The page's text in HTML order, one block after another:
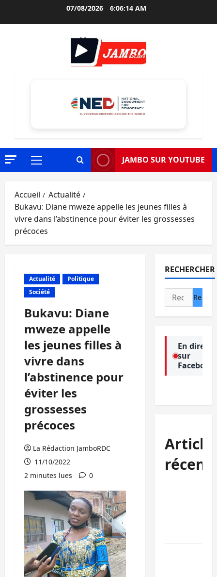
07/08/2026 6:06:15 AM
Menu
JAMBO SUR YOUTUBE
Accueil
Actualité
Bukavu: Diane mweze appelle les jeunes filles à
vivre dans l’abstinence pour éviter les grossesses
précoces
Actualité
Politique
Société
Bukavu: Diane
mweze appelle
les jeunes filles à
vivre dans
l’abstinence pour
éviter les
grossesses
précoces
La Rédaction JamboRDC
11/10/2022
2 minutes lues
0
RECHERCHER
Rechercher :
En direct
sur
Facebook